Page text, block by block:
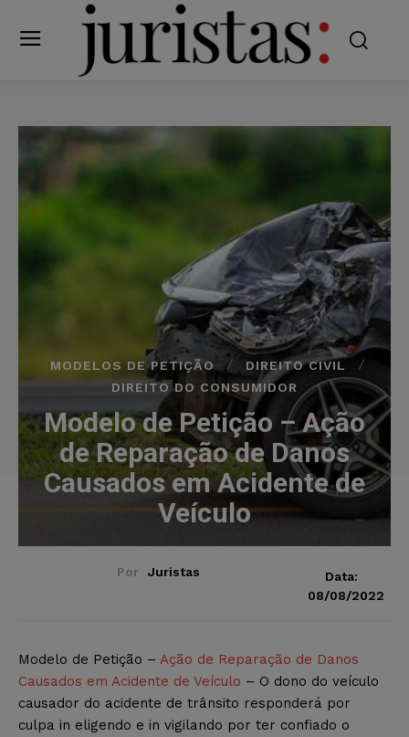
MODELOS DE PETIÇÃO
DIREITO CIVIL
DIREITO DO CONSUMIDOR
Modelo de Petição – Ação
de Reparação de Danos
Causados em Acidente de
Veículo
Por Juristas
Data:
08/08/2022
Modelo de Petição – Ação de Reparação de Danos
Causados em Acidente de Veículo – O dono do veículo
causador do acidente de trânsito responderá por
culpa in eligendo e in vigilando por ter confiado o